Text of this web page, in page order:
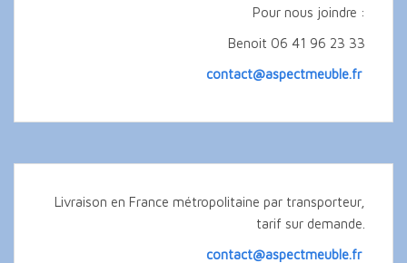
Pour nous joindre :
Benoit 06 41 96 23 33
contact@aspectmeuble.fr
Livraison en France métropolitaine par transporteur,
tarif sur demande.
contact@aspectmeuble.fr